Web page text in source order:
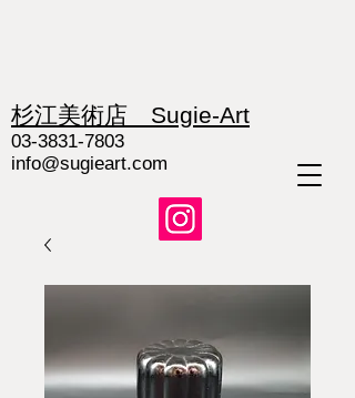
杉江美術店 Sugie-Art
03-3831-7803
info@sugieart.com